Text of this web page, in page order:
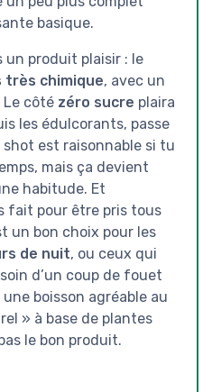
basique.
un produit plaisir : le
chimique, avec un
Le côté zéro sucre plaira
les édulcorants, passe
est raisonnable si tu
mais ça devient
habitude. Et
fait pour être pris tous
un bon choix pour les
de nuit, ou ceux qui
d’un coup de fouet
boisson agréable au
» à base de plantes
le bon produit.